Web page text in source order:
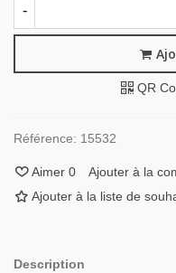
-
QR
Référence: 15532
Aimer 0 Ajouter à la
Ajouter à la liste de
Description